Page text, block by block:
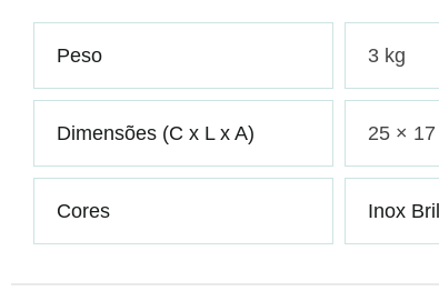
Peso 3 kg
Dimensões (C x L x A) 25 ×
Cores Inox